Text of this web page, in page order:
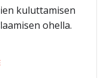
kuluttamisen
ohella.